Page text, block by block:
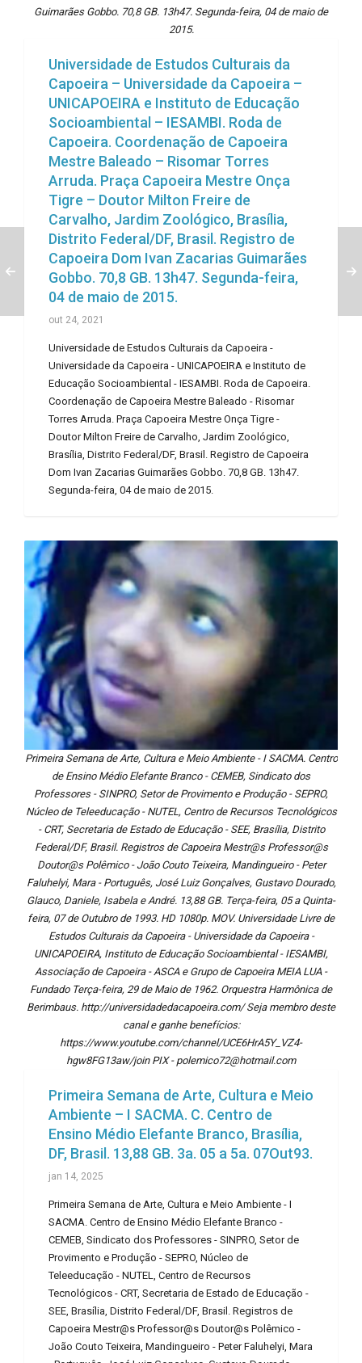
Guimarães Gobbo. 70,8 GB. 13h47. Segunda-feira, 04 de maio de
2015.
Universidade de Estudos Culturais da
Capoeira – Universidade da Capoeira –
UNICAPOEIRA e Instituto de Educação
Socioambiental – IESAMBI. Roda de
Capoeira. Coordenação de Capoeira
Mestre Baleado – Risomar Torres
Arruda. Praça Capoeira Mestre Onça
Tigre – Doutor Milton Freire de
Carvalho, Jardim Zoológico, Brasília,
Distrito Federal/DF, Brasil. Registro de
Capoeira Dom Ivan Zacarias Guimarães
Gobbo. 70,8 GB. 13h47. Segunda-feira,
04 de maio de 2015.
out 24, 2021
Universidade de Estudos Culturais da Capoeira -
Universidade da Capoeira - UNICAPOEIRA e Instituto de
Educação Socioambiental - IESAMBI. Roda de Capoeira.
Coordenação de Capoeira Mestre Baleado - Risomar
Torres Arruda. Praça Capoeira Mestre Onça Tigre -
Doutor Milton Freire de Carvalho, Jardim Zoológico,
Brasília, Distrito Federal/DF, Brasil. Registro de Capoeira
Dom Ivan Zacarias Guimarães Gobbo. 70,8 GB. 13h47.
Segunda-feira, 04 de maio de 2015.
Primeira Semana de Arte, Cultura e Meio Ambiente - I SACMA. Centro
de Ensino Médio Elefante Branco - CEMEB, Sindicato dos
Professores - SINPRO, Setor de Provimento e Produção - SEPRO,
Núcleo de Teleeducação - NUTEL, Centro de Recursos Tecnológicos
- CRT, Secretaria de Estado de Educação - SEE, Brasília, Distrito
Federal/DF, Brasil. Registros de Capoeira Mestr@s Professor@s
Doutor@s Polêmico - João Couto Teixeira, Mandingueiro - Peter
Faluhelyi, Mara - Português, José Luiz Gonçalves, Gustavo Dourado,
Glauco, Daniele, Isabela e André. 13,88 GB. Terça-feira, 05 a Quinta-
feira, 07 de Outubro de 1993. HD 1080p. MOV. Universidade Livre de
Estudos Culturais da Capoeira - Universidade da Capoeira -
UNICAPOEIRA, Instituto de Educação Socioambiental - IESAMBI,
Associação de Capoeira - ASCA e Grupo de Capoeira MEIA LUA -
Fundado Terça-feira, 29 de Maio de 1962. Orquestra Harmônica de
Berimbaus. http://universidadedacapoeira.com/ Seja membro deste
canal e ganhe benefícios:
https://www.youtube.com/channel/UCE6HrA5Y_VZ4-
hgw8FG13aw/join PIX - polemico72@hotmail.com
Primeira Semana de Arte, Cultura e Meio
Ambiente – I SACMA. C. Centro de
Ensino Médio Elefante Branco, Brasília,
DF, Brasil. 13,88 GB. 3a. 05 a 5a. 07Out93.
jan 14, 2025
Primeira Semana de Arte, Cultura e Meio Ambiente - I
SACMA. Centro de Ensino Médio Elefante Branco -
CEMEB, Sindicato dos Professores - SINPRO, Setor de
Provimento e Produção - SEPRO, Núcleo de
Teleeducação - NUTEL, Centro de Recursos
Tecnológicos - CRT, Secretaria de Estado de Educação -
SEE, Brasília, Distrito Federal/DF, Brasil. Registros de
Capoeira Mestr@s Professor@s Doutor@s Polêmico -
João Couto Teixeira, Mandingueiro - Peter Faluhelyi, Mara